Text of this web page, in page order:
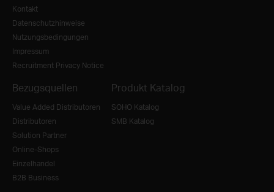
Kontakt
Datenschutzhinweise
Nutzungsbedingungen
Impressum
Recruitment Privacy Notice
Bezugsquellen
Value Added Distributoren
Distributoren
Solution Partner
Online-Shops
Einzelhandel
B2B Business
Produkt Katalog
SOHO Katalog
SMB Katalog